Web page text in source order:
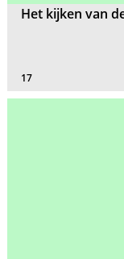
Het kijken van
17